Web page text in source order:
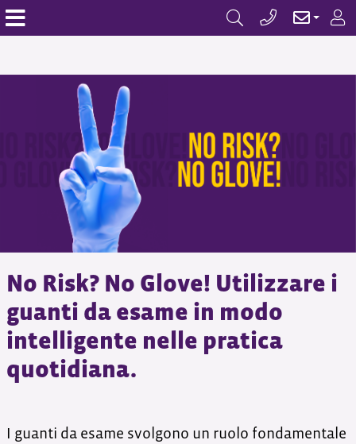
No Risk? No Glove! Utilizzare i
guanti da esame in modo
intelligente nelle pratica
quotidiana.
I guanti da esame svolgono un ruolo fondamentale